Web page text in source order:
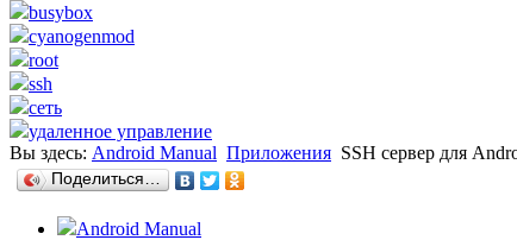
busybox
cyanogenmod
root
ssh
сеть
удаленное управление
Вы здесь: Android Manual Приложения SSH сервер для
Поделиться…
Android Manual